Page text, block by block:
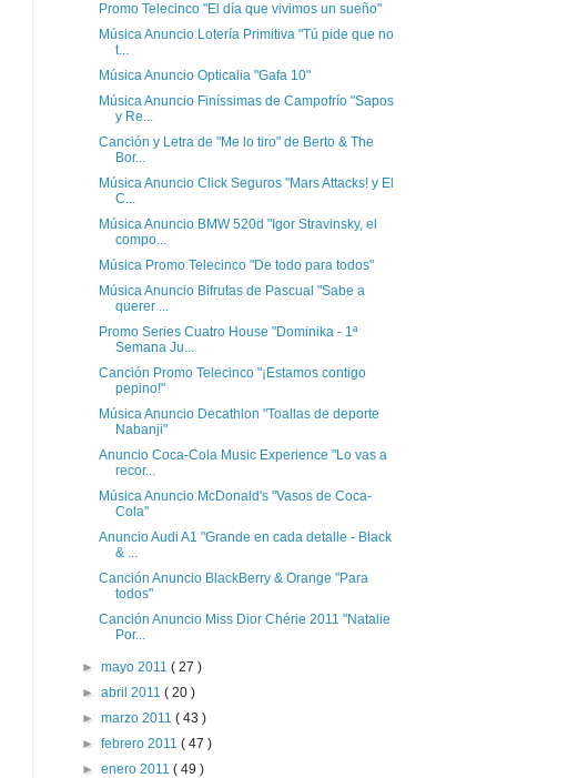
Promo Telecinco "El día que vivimos un sueño"
Música Anuncio Lotería Primitiva "Tú pide que no
t...
Música Anuncio Opticalia "Gafa 10"
Música Anuncio Finíssimas de Campofrío "Sapos
y Re...
Canción y Letra de "Me lo tiro" de Berto & The
Bor...
Música Anuncio Click Seguros "Mars Attacks! y El
C...
Música Anuncio BMW 520d "Igor Stravinsky, el
compo...
Música Promo Telecinco "De todo para todos"
Música Anuncio Bifrutas de Pascual "Sabe a
querer ...
Promo Series Cuatro House "Dominika - 1ª
Semana Ju...
Canción Promo Telecinco "¡Estamos contigo
pepino!"
Música Anuncio Decathlon "Toallas de deporte
Nabanji"
Anuncio Coca-Cola Music Experience "Lo vas a
recor...
Música Anuncio McDonald's "Vasos de Coca-
Cola"
Anuncio Audi A1 "Grande en cada detalle - Black
& ...
Canción Anuncio BlackBerry & Orange "Para
todos"
Canción Anuncio Miss Dior Chérie 2011 "Natalie
Por...
►mayo 2011( 27 )
►abril 2011( 20 )
►marzo 2011( 43 )
►febrero 2011( 47 )
►enero 2011( 49 )